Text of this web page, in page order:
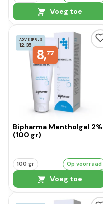
Voeg toe
ADVIESPRIJS
12,35
8,77
Bipharma Mentholgel 2%
(100 gr)
100 gr Op voorraad
Voeg toe